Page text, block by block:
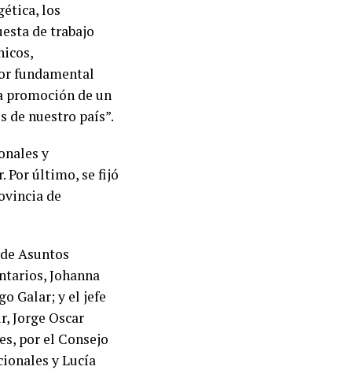
los
de trabajo
fundamental
promoción de un
de nuestro país”.
y
Por último, se fijó
de
Asuntos
Johanna
Galar; y el jefe
Jorge Oscar
por el Consejo
y Lucía